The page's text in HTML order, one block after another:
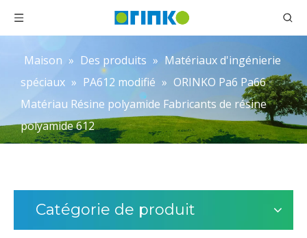
Maison » Des produits » Matériaux d'ingénierie
spéciaux » PA612 modifié » ORINKO Pa6 Pa66
Matériau Résine polyamide Fabricants de résine
polyamide 612
Catégorie de produit